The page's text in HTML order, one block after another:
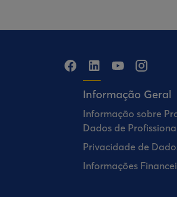
Informação Geral
Informação sobre
Dados de
Privacidade de
Informações